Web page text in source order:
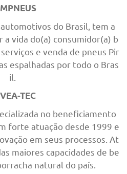
do Brasil, tem a
a vida do(a) consumidor(a) b
e venda de pneus Pir
espalhadas por todo o Bras
il.
TEC
no beneficiamento
forte atuação desde 1999 e
em seus processos. At
maiores capacidades de be
natural do país.